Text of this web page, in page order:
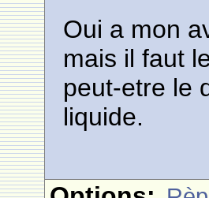
Oui a mon
mais il faut
peut-etre le
liquide.